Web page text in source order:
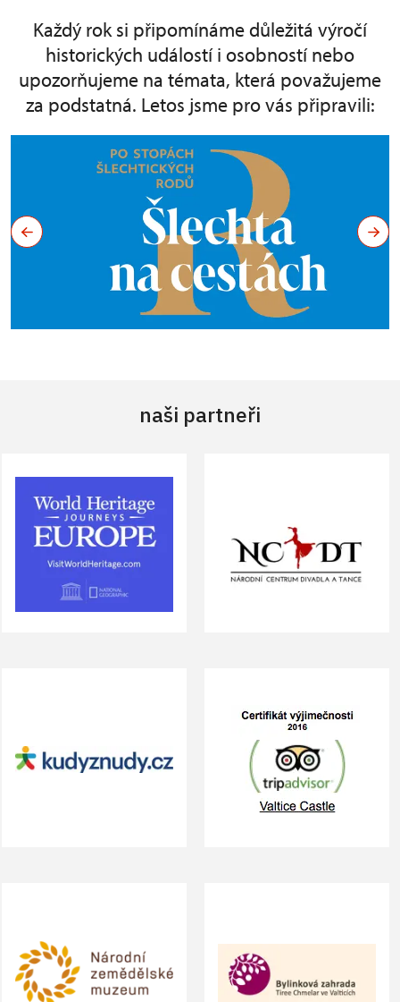
Každý rok si připomínáme důležitá výročí
historických událostí i osobností nebo
upozorňujeme na témata, která považujeme
za podstatná. Letos jsme pro vás připravili:
naši partneři